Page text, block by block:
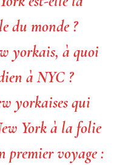
du monde ?
yorkais, à quoi
à NYC ?
yorkaises qui
York à la folie
premier voyage :